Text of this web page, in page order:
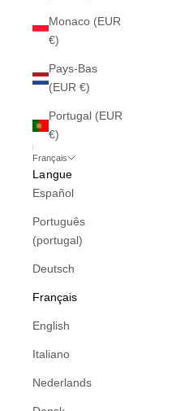
Monaco (EUR
€)
Pays-Bas
(EUR €)
Portugal (EUR
€)
Français
Langue
Español
Português
(portugal)
Deutsch
Français
English
Italiano
Nederlands